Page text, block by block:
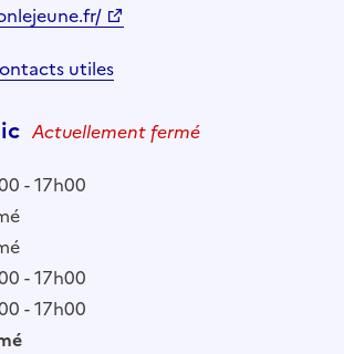
utiles
Actuellement fermé
- 17h00
- 17h00
- 17h00